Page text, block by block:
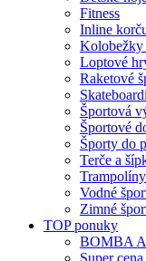
Fitness
Inline
Kolobežky
Loptové
Raketové
Športová
Športové
Športy do
Terče a
Trampolíny
Vodné
Zimné
TOP ponuky
BOMBA
Super cena